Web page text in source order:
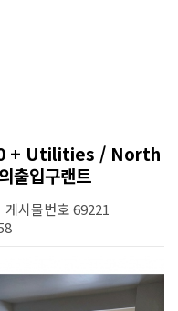
+ Utilities / North
출입구랜트
시물번호 69221